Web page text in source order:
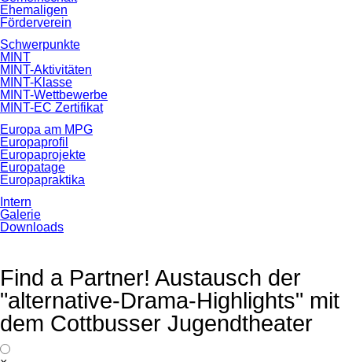
Ehemaligen
Förderverein
Schwerpunkte
MINT
MINT-Aktivitäten
MINT-Klasse
MINT-Wettbewerbe
MINT-EC Zertifikat
Europa am MPG
Europaprofil
Europaprojekte
Europatage
Europapraktika
Intern
Galerie
Downloads
Find a Partner! Austausch der
"alternative-Drama-Highlights" mit
dem Cottbusser Jugendtheater